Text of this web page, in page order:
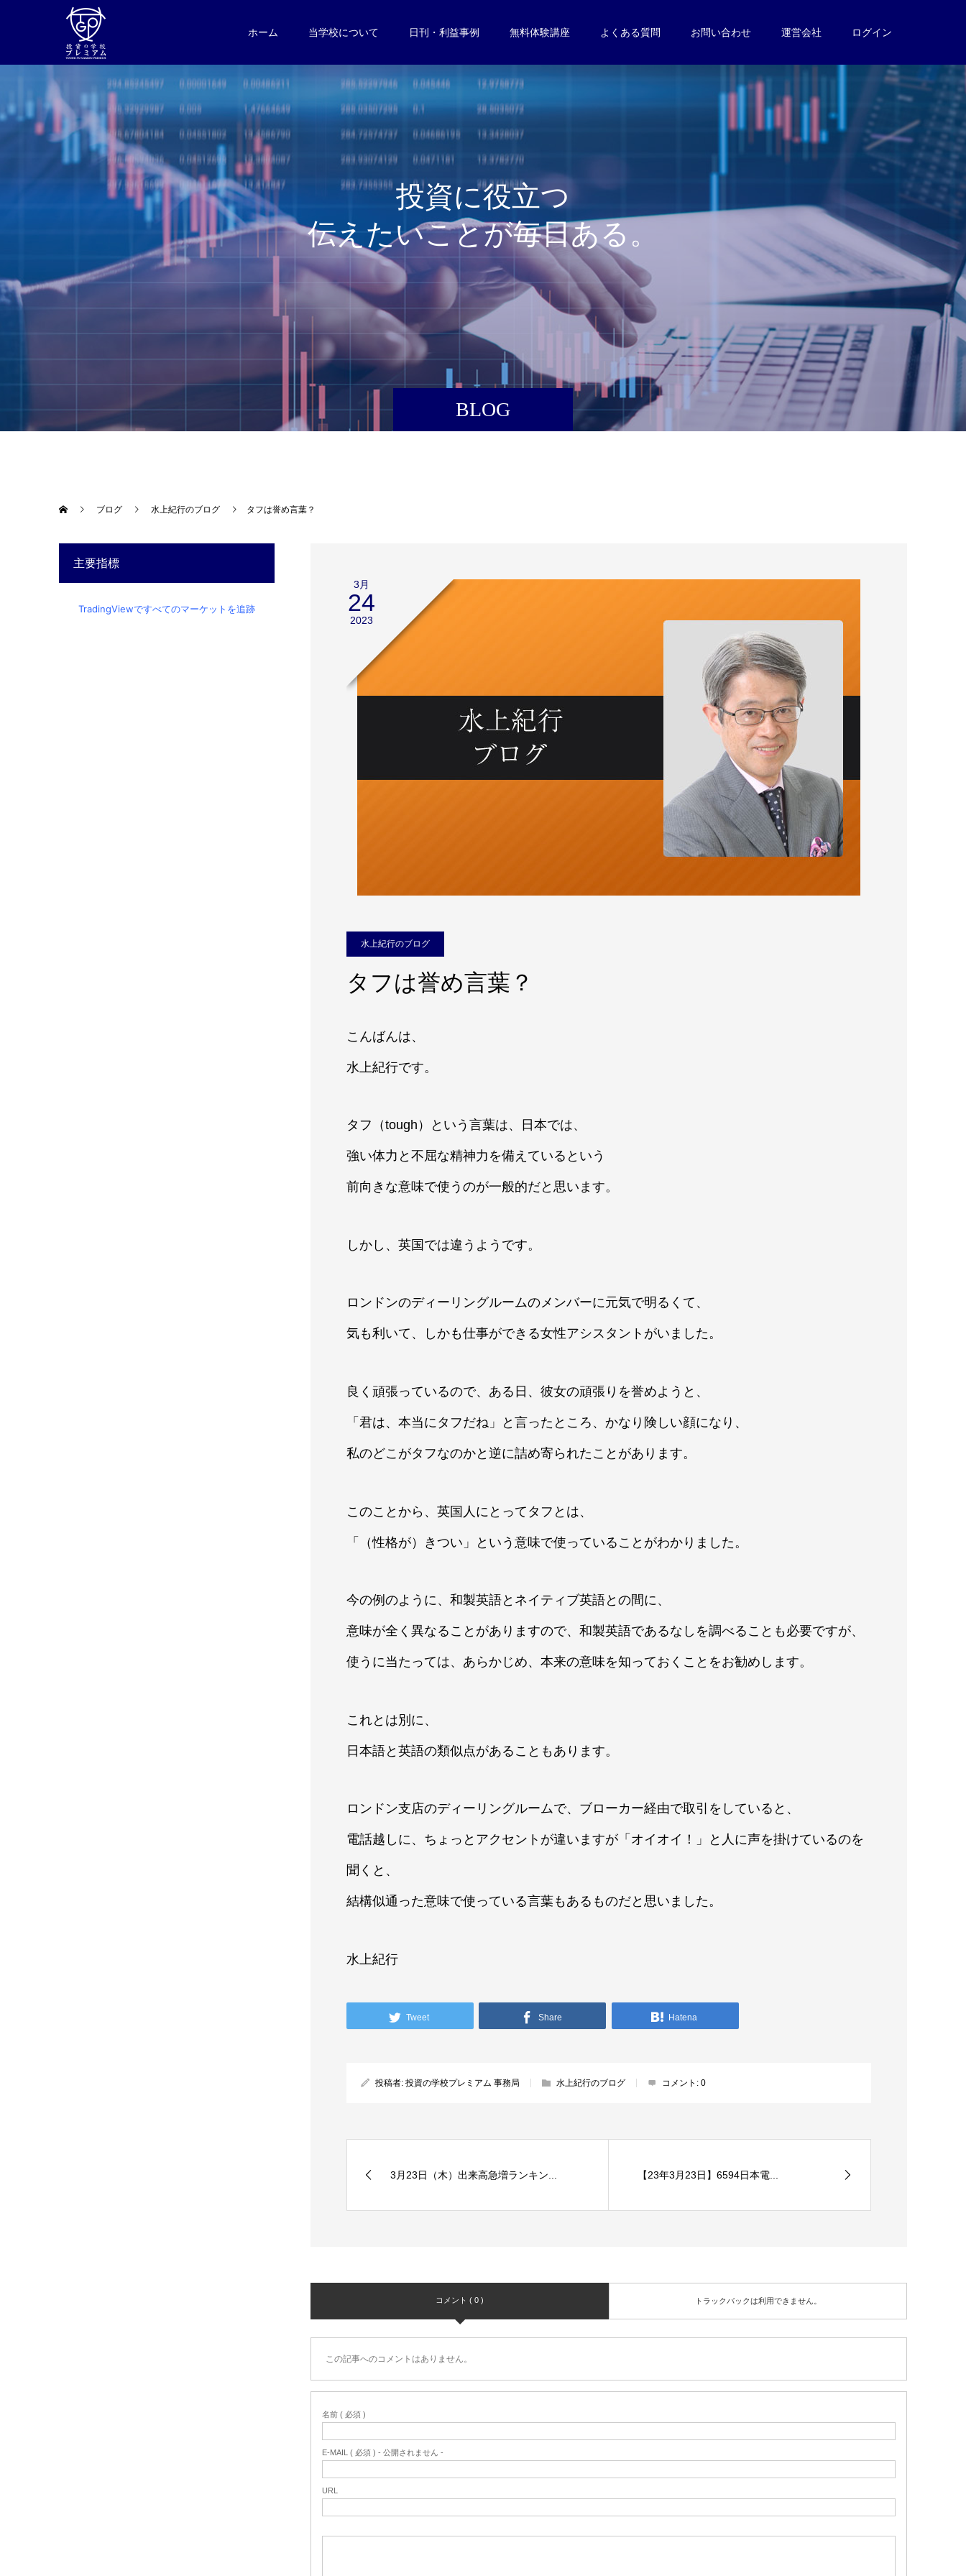
ホーム 当学校について 日刊・利益事例 無料体験講座 よくある質問 お問い合わせ 運営会社 ログイン
BLOG
投資に役立つ
伝え たいことが毎日あ る 。
ブログ 水上紀行のブログ タフは誉め言葉？
3月
24
2023
水上紀行のブログ
タフは誉め言葉？
こんばんは、
水上紀行です。
タフ（tough）という言葉は、日本では、
強い体力と不屈な精神力を備えているという
前向きな意味で使うのが一般的だと思います。
しかし、英国では違うようです。
ロンドンのディーリングルームのメンバーに元気で明るくて、
気も利いて、しかも仕事ができる女性アシスタントがいました。
良く頑張っているので、ある日、彼女の頑張りを誉めようと、
「君は、本当にタフだね」と言ったところ、かなり険しい顔になり、
私のどこがタフなのかと逆に詰め寄られたことがあります。
このことから、英国人にとってタフとは、
「（性格が）きつい」という意味で使っていることがわかりました。
今の例のように、和製英語とネイティブ英語との間に、
意味が全く異なることがありますので、和製英語であるなしを調べることも必要ですが、
使うに当たっては、あらかじめ、本来の意味を知っておくことをお勧めします。
これとは別に、
日本語と英語の類似点があることもあります。
ロンドン支店のディーリングルームで、ブローカー経由で取引をしていると、
電話越しに、ちょっとアクセントが違いますが「オイオイ！」と人に声を掛けているのを
聞くと、
結構似通った意味で使っている言葉もあるものだと思いました。
水上紀行
Tweet Share Hatena
投稿者:投資の学校プレミアム 事務局 水上紀行のブログ コメント:0
3月23日（木）出来高急増ランキン... 【23年3月23日】6594日本電...
コメント ( 0 ) トラックバックは利用できません。
この記事へのコメントはありません。
名前 ( 必須 )
E-MAIL ( 必須 ) - 公開されません -
URL
主要指標
TradingViewですべてのマーケットを追跡